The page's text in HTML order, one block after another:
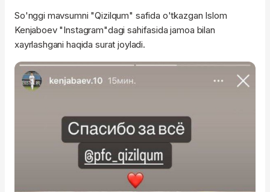
So'nggi mavsumni "Qizilqum" safida o'tkazgan Islom
Kenjaboev "Instagram"dagi sahifasida jamoa bilan
xayrlashgani haqida surat joyladi.